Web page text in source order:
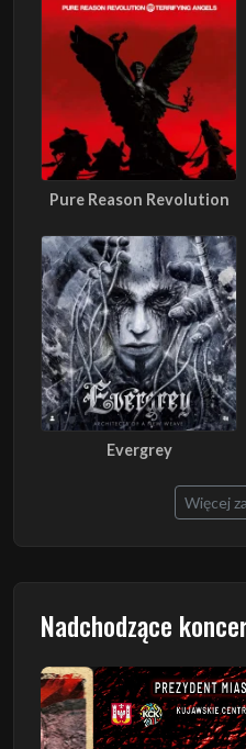
Pure Reason Revolution
Evergrey
Więcej
Nadchodzące